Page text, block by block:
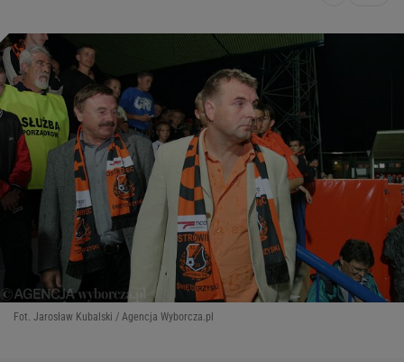
Fot. Jarosław Kubalski / Agencja Wyborcza.pl